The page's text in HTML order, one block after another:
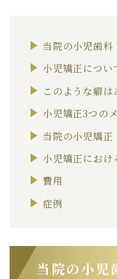
当院の小児歯科
小児矯正につい
このような癖は
小児矯正3つの
当院の小児矯正
小児矯正にお
費用
症例
当院の小児